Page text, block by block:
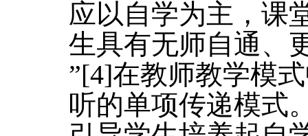
应以自学为主，课
生具有无师自通、
”[4]在教师教学模
听的单项传递模式